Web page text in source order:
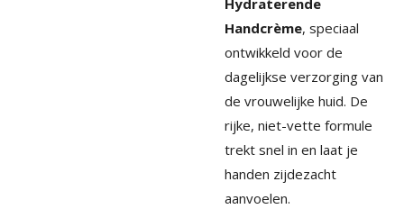
Hydraterende
Handcrème, speciaal
ontwikkeld voor de
dagelijkse verzorging van
de vrouwelijke huid. De
rijke, niet-vette formule
trekt snel in en laat je
handen zijdezacht
aanvoelen.